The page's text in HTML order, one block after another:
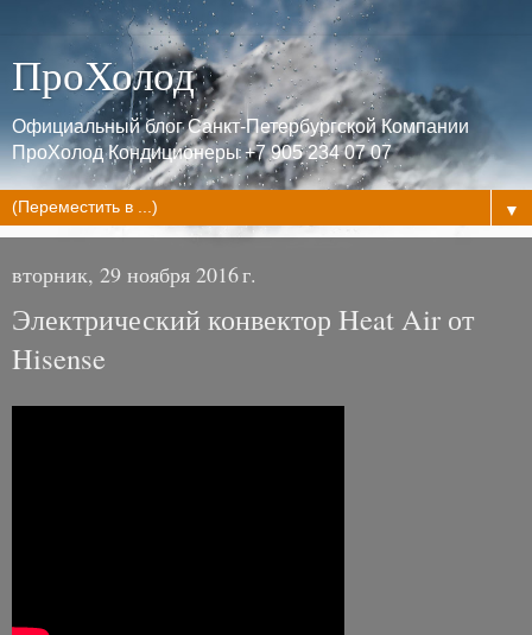
ПроХолод
Официальный блог Санкт-Петербургской Компании
ПроХолод Кондиционеры +7 905 234 07 07
▼
вторник, 29 ноября 2016 г.
Электрический конвектор Heat Air от
Hisense